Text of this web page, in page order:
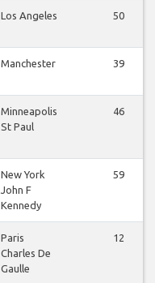
Los Angeles 50
Manchester 39
Minneapolis
St Paul
46
New York
John F
Kennedy
59
Paris
Charles De
Gaulle
12